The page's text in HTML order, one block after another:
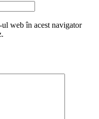
web în acest navigator